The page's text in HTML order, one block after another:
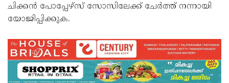
ചിക്കൻ പോപ്പേഴ്സ് സോസിലേക്ക് ചേർത്ത് നന്നായി
യോജിപ്പിക്കുക.